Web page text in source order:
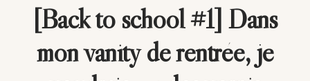
[Back to school #1] Dans
mon vanity de rentrée, je